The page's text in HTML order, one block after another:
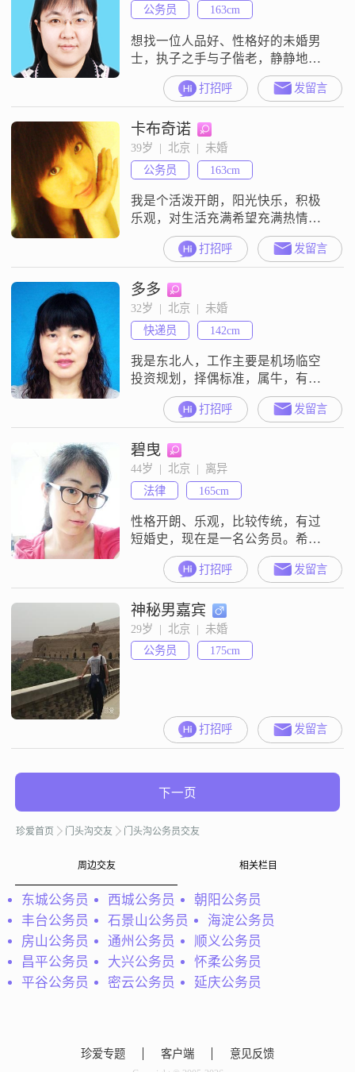
公务员
163cm
想找一位人品好、性格好的未婚男
士，执子之手与子偕老，静静地等
打招呼 发留言
卡布奇诺
39岁  |  北京  |  未婚
公务员
163cm
我是个活泼开朗，阳光快乐，积极
乐观，对生活充满希望充满热情的
北京女孩。希望找到有责任感，诚
实稳重，阳光上进，体贴浪漫的北
京男孩。关心他，照顾他，与他相
濡以沫。非诚勿扰~
打招呼 发留言
多多
32岁  |  北京  |  未婚
快递员
142cm
我是东北人，工作主要是机场临空
投资规划，择偶标准，属牛，有稳
定工作，最好是公务员。
打招呼 发留言
碧曳
44岁  |  北京  |  离异
法律
165cm
性格开朗、乐观，比较传统，有过
短婚史，现在是一名公务员。希望
你不用太帅、不用太有钱，但是要
靠谱、踏实，会心疼人，懂得一些
生活情趣，足矣。
打招呼 发留言
神秘男嘉宾
29岁  |  北京  |  未婚
公务员
175cm
打招呼 发留言
下一页
珍爱首页 门头沟交友 门头沟公务员交友
周边交友 相关栏目
东城公务员 西城公务员
朝阳公务员
丰台公务员
石景山公务员
海淀公务员
房山公务员
通州公务员
顺义公务员
昌平公务员
大兴公务员
怀柔公务员
平谷公务员
密云公务员 延庆公务员
珍爱专题 客户端 意见反馈